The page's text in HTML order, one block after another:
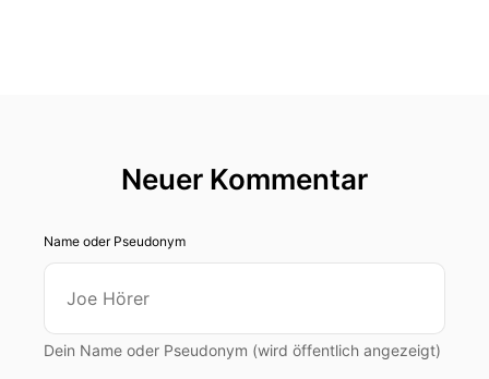
Neuer Kommentar
Name oder Pseudonym
Dein Name oder Pseudonym (wird öffentlich angezeigt)